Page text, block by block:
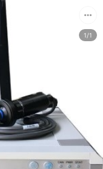
1/1